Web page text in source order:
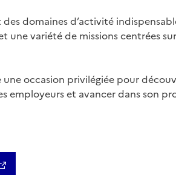
domaines d’activité
une variété de missions centrées
occasion privilégiée pour
employeurs et avancer dans son